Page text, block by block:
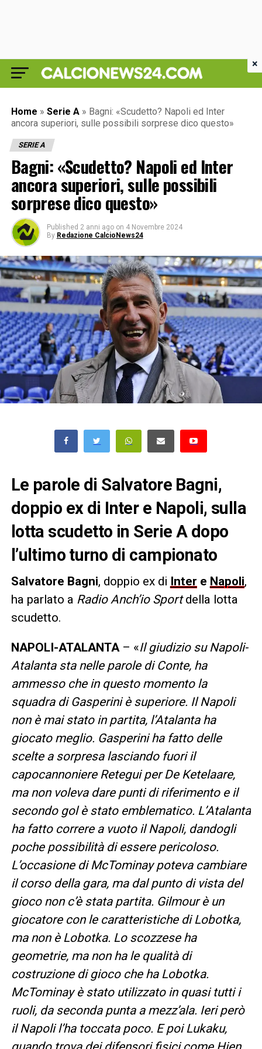
Home » Serie A » Bagni: «Scudetto? Napoli ed Inter
ancora superiori, sulle possibili sorprese dico questo»
SERIE A
Bagni: «Scudetto? Napoli ed Inter
ancora superiori, sulle possibili
sorprese dico questo»
Published 2 anni ago on 4 Novembre 2024
By Redazione CalcioNews24
Le parole di Salvatore Bagni,
doppio ex di Inter e Napoli, sulla
lotta scudetto in Serie A dopo
l’ultimo turno di campionato
Salvatore Bagni, doppio ex di Inter e Napoli,
ha parlato a Radio Anch’io Sportdella lotta
scudetto.
NAPOLI-ATALANTA– «Il giudizio su Napoli-
Atalanta sta nelle parole di Conte, ha
ammesso che in questo momento la
squadra di Gasperini è superiore. Il Napoli
non è mai stato in partita, l’Atalanta ha
giocato meglio. Gasperini ha fatto delle
scelte a sorpresa lasciando fuori il
capocannoniere Retegui per De Ketelaare,
ma non voleva dare punti di riferimento e il
secondo gol è stato emblematico. L’Atalanta
ha fatto correre a vuoto il Napoli, dandogli
poche possibilità di essere pericoloso.
L’occasione di McTominay poteva cambiare
il corso della gara, ma dal punto di vista del
gioco non c’è stata partita. Gilmour è un
giocatore con le caratteristiche di Lobotka,
ma non è Lobotka. Lo scozzese ha
geometrie, ma non ha le qualità di
costruzione di gioco che ha Lobotka.
McTominay è stato utilizzato in quasi tutti i
ruoli, da seconda punta a mezz’ala. Ieri però
il Napoli l’ha toccata poco. E poi Lukaku,
×